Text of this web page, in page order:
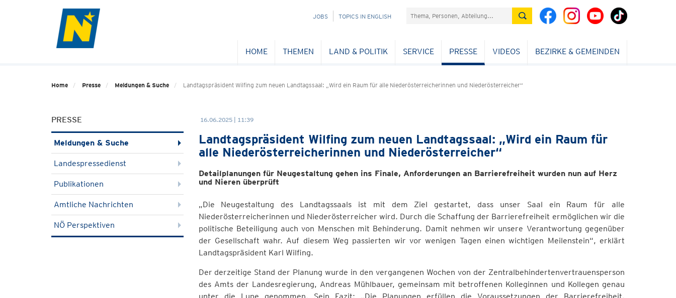
NAVIGATION
JOBS TOPICS IN ENGLISH Suchefeld
HOME THEMEN LAND & POLITIK SERVICE PRESSE VIDEOS BEZIRKE & GEMEINDEN
Home Presse Meldungen & Suche Landtagspräsident Wilfing zum neuen Landtagssaal: „Wird ein Raum für alle Niederösterreicherinnen und Niederösterreicher“
PRESSE
Meldungen & Suche
Landespressedienst
Publikationen
Amtliche Nachrichten
NÖ Perspektiven
16.06.2025 | 11:39
Landtagspräsident Wilfing zum neuen Landtagssaal: „Wird ein Raum für
alle Niederösterreicherinnen und Niederösterreicher“
Detailplanungen für Neugestaltung gehen ins Finale, Anforderungen an Barrierefreiheit wurden nun auf Herz
und Nieren überprüft
„Die Neugestaltung des Landtagssaals ist mit dem Ziel gestartet, dass unser Saal ein Raum für alle
Niederösterreicherinnen und Niederösterreicher wird. Durch die Schaffung der Barrierefreiheit ermöglichen wir die
politische Beteiligung auch von Menschen mit Behinderung. Damit nehmen wir unsere Verantwortung gegenüber
der Gesellschaft wahr. Auf diesem Weg passierten wir vor wenigen Tagen einen wichtigen Meilenstein“, erklärt
Landtagspräsident Karl Wilfing.
Der derzeitige Stand der Planung wurde in den vergangenen Wochen von der Zentralbehindertenvertrauensperson
des Amts der Landesregierung, Andreas Mühlbauer, gemeinsam mit betroffenen Kolleginnen und Kollegen genau